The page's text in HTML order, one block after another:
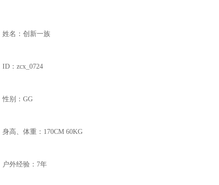
姓名：创新一族
ID：zcx_0724
性别 ： GG
身高、体重：170CM 60KG
户外经验：7年